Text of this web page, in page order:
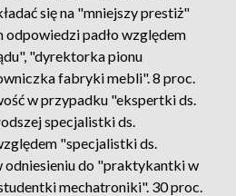
się na "mniejszy prestiż"
odpowiedzi padło względem
"dyrektorka pionu
fabryki mebli". 8 proc.
w przypadku "ekspertki ds.
specjalistki ds.
"specjalistki ds.
odniesieniu do "praktykantki w
mechatroniki". 30 proc.